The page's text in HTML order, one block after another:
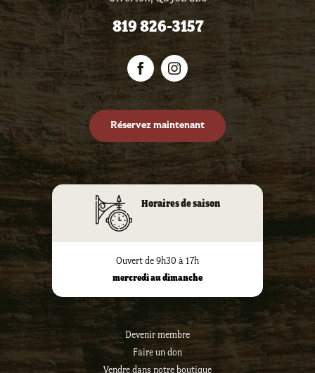
819 826-3157
Horaires de saison
Ouvert de 9h30 à 17h
mercredi au dimanche
Devenir membre
Faire un don
Vendre dans notre boutique
Réservez maintenant